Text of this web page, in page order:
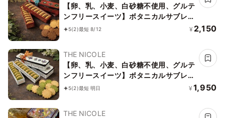
【卵、乳、小麦、白砂糖不使用、グルテ
ンフリースイーツ】ボタニカルサブレ
カカオ、黒糖バニラサブレ缶 2種アソー
5(2)最短 8/12 ¥ 2,150
THE NICOLE
【卵、乳、小麦、白砂糖不使用、グルテ
ンフリースイーツ】ボタニカルサブレ
京抹茶、黒糖バニラサブレ缶 2種アソー
5(2)最短 明日 ¥ 1,950
THE NICOLE